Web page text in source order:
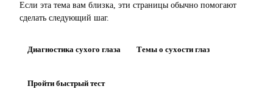
Если эта тема вам близка, эти страницы обычно помогают
сделать следующий шаг.
Диагностика сухого глаза Темы о сухости глаз
Пройти быстрый тест